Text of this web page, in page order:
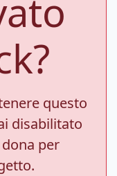
questo
disabilitato
per